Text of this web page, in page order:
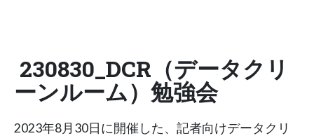
230830_DCR（データクリ
ーンルーム）勉強会
2023年8月30日に開催した、記者向けデータクリ